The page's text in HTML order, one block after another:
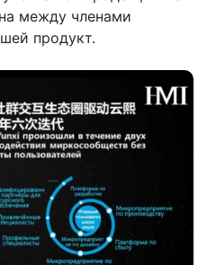
между членами
продукт.